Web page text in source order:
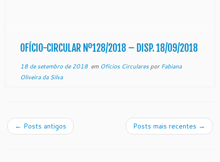
fiscalização, disciplina e orientação administrativa,
[…]
OFÍCIO-CIRCULAR Nº128/2018 – DISP. 18/09/2018
18 de setembro de 2018em Ofícios CircularesporFabiana
Oliveira da Silva
← Posts antigos Posts mais recentes →